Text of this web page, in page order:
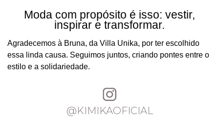
Moda com propósito é isso: vestir,
inspirar e transformar.
Agradecemos à Bruna, da Villa Unika, por ter escolhido
essa linda causa. Seguimos juntos, criando pontes entre o
estilo e a solidariedade.
@KIMIKAOFICIAL